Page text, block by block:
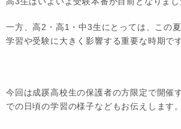
一方、高2・高1・中3生にとっては、この
学習や受験に大きく影響する重要な時期です
今回は成蹊高校生の保護者の方限定で開催
での日頃の学習の様子などもお伝えします。